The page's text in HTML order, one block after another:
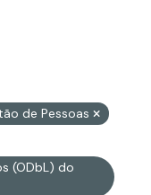
de Pessoas
(ODbL) do